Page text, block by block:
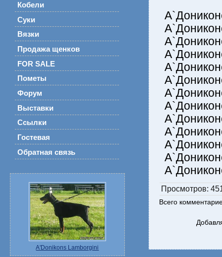
Кобели
Суки
Вязки
Продажа щенков
FOR SALE
Пометы
Форум
Выставки
Ссылки
Гостевая
Обратная связь
A'Donikons Lamborgini
Просмотров:
Всего